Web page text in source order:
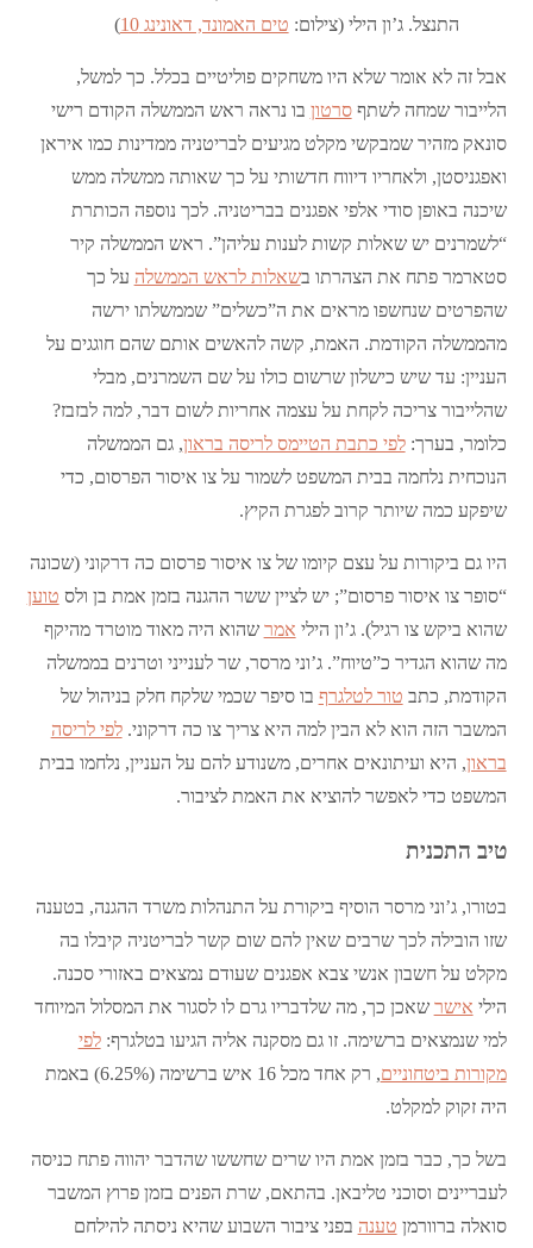
התנצל. ג’ון הילי (צילום: טים האמונד, דאונינג 10 )
אבל זה לא אומר שלא היו משחקים פוליטיים בכלל. כך למשל,
הלייבור שמחה לשתףסרטון בו נראה ראש הממשלה הקודם רישי
סונאק מזהיר שמבקשי מקלט מגיעים לבריטניה ממדינות כמו איראן
ואפגניסטן, ולאחריו דיווח חדשותי על כך שאותה ממשלה ממש
שיכנה באופן סודי אלפי אפגנים בבריטניה. לכך נוספה הכותרת
“לשמרנים יש שאלות קשות לענות עליהן”. ראש הממשלה קיר
סטארמר פתח את הצהרתו בשאלות לראש הממשלה על כך
שהפרטים שנחשפו מראים את ה”כשלים” שממשלתו ירשה
מהממשלה הקודמת. האמת, קשה להאשים אותם שהם חוגגים על
העניין: עד שיש כישלון שרשום כולו על שם השמרנים, מבלי
שהלייבור צריכה לקחת על עצמה אחריות לשום דבר, למה לבזבז?
כלומר, בערך:לפי כתבת הטיימס לריסה בראון, גם הממשלה
הנוכחית נלחמה בבית המשפט לשמור על צו איסור הפרסום, כדי
שיפקע כמה שיותר קרוב לפגרת הקיץ.
היו גם ביקורות על עצם קיומו של צו איסור פרסום כה דרקוני (שכונה
“סופר צו איסור פרסום”; יש לציין ששר ההגנה בזמן אמת בן ולס טוען
שהוא ביקש צו רגיל). ג’ון הילי אמר שהוא היה מאוד מוטרד מהיקף
מה שהוא הגדיר כ”טיוח”. ג’וני מרסר, שר לענייני וטרנים בממשלה
הקודמת, כתב טור לטלגרף בו סיפר שכמי שלקח חלק בניהול של
המשבר הזה הוא לא הבין למה היא צריך צו כה דרקוני.לפי לריסה
בראון, היא ועיתונאים אחרים, משנודע להם על העניין, נלחמו בבית
המשפט כדי לאפשר להוציא את האמת לציבור.
טיב התכנית
בטורו, ג’וני מרסר הוסיף ביקורת על התנהלות משרד ההגנה, בטענה
שזו הובילה לכך שרבים שאין להם שום קשר לבריטניה קיבלו בה
מקלט על חשבון אנשי צבא אפגנים שעודם נמצאים באזורי סכנה.
הילי אישר שאכן כך, מה שלדבריו גרם לו לסגור את המסלול המיוחד
למי שנמצאים ברשימה. זו גם מסקנה אליה הגיעו בטלגרף:לפי
מקורות ביטחוניים
, רק אחד מכל 16 איש ברשימה (6.25%) באמת
היה זקוק למקלט.
בשל כך, כבר בזמן אמת היו שרים שחששו שהדבר יהווה פתח כניסה
לעבריינים וסוכני טליבאן. בהתאם, שרת הפנים בזמן פרוץ המשבר
סואלה ברוורמן טענה בפני ציבור השבוע שהיא ניסתה להילחם